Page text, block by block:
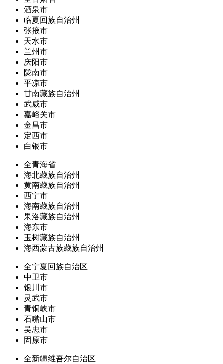
酒泉市
临夏回族自治州
张掖市
天水市
兰州市
庆阳市
陇南市
平凉市
甘南藏族自治州
武威市
嘉峪关市
金昌市
定西市
白银市
全青海省
海北藏族自治州
黄南藏族自治州
西宁市
海南藏族自治州
果洛藏族自治州
海东市
玉树藏族自治州
海西蒙古族藏族自治州
全宁夏回族自治区
中卫市
银川市
灵武市
青铜峡市
石嘴山市
吴忠市
固原市
全新疆维吾尔自治区